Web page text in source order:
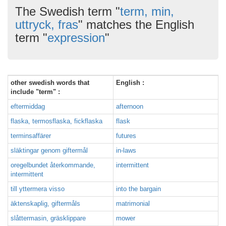
The Swedish term "term, min,
uttryck, fras" matches the English
term "expression"
other swedish words that
include "term" :
English :
eftermiddag
afternoon
flaska, termosflaska, fickflaska
flask
terminsaffärer
futures
släktingar genom giftermål
in-laws
oregelbundet återkommande,
intermittent
intermittent
till yttermera visso
into the bargain
äktenskaplig, giftermåls
matrimonial
slåttermasin, gräsklippare
mower